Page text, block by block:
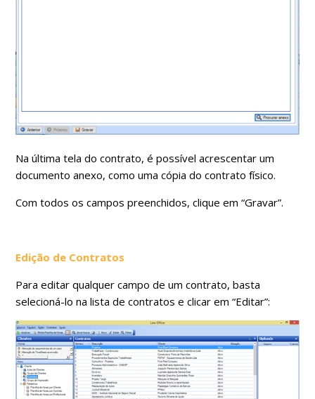
Na última tela do contrato, é possível acrescentar um
documento anexo, como uma cópia do contrato físico.
Com todos os campos preenchidos, clique em “Gravar”.
Edição de Contratos
Para editar qualquer campo de um contrato, basta
selecioná-lo na lista de contratos e clicar em “Editar”: